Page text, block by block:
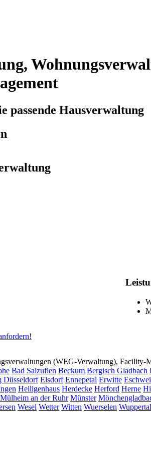
passende Hausverwaltung
(WEG-Verwaltung), Facility-
Bad Salzuflen Beckum Bergisch Gladbach
Düsseldorf Elsdorf Ennepetal Erwitte
Heiligenhaus Herdecke Herford Herne
Mülheim an der Ruhr Münster
Wesel Wetter Witten Wuerselen Wuppertal